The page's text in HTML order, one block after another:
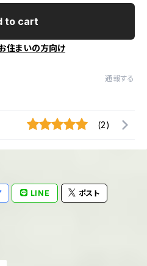
to cart
住まいの方向け
通報する
(2)
LINE ポスト